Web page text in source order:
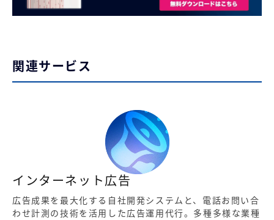
関連サービス
インターネット広告
広告成果を最大化する自社開発システムと、電話お問い合
わせ計測の技術を活用した広告運用代行。多種多様な業種